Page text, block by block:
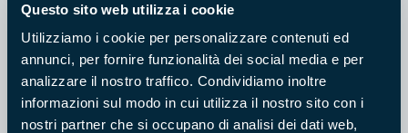
Questo sito web utilizza i cookie
Utilizziamo i cookie per personalizzare contenuti ed
annunci, per fornire funzionalità dei social media e per
analizzare il nostro traffico. Condividiamo inoltre
informazioni sul modo in cui utilizza il nostro sito con i
nostri partner che si occupano di analisi dei dati web,
I dati raccolti sono stati utilizzati per la gestione dell'area e
sono stati riportati in una pubblicazione scientifica della
rivista Alula.